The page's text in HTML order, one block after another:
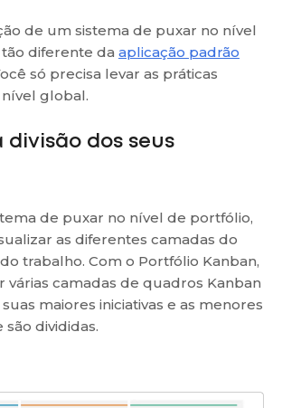
de um sistema de puxar no nível
diferente da aplicação padrão
só precisa levar as práticas
global.
divisão dos seus
de puxar no nível de portfólio,
as diferentes camadas do
trabalho. Com o Portfólio Kanban,
várias camadas de quadros Kanban
maiores iniciativas e as menores
divididas.